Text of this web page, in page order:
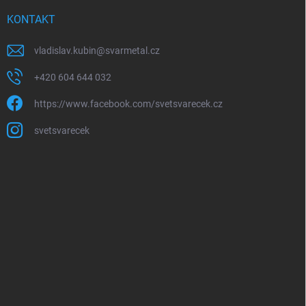
KONTAKT
vladislav.kubin@svarmetal.cz
+420 604 644 032
https://www.facebook.com/svetsvarecek.cz
svetsvarecek